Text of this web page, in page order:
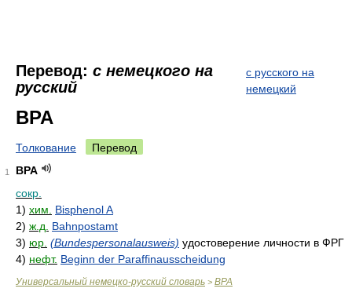
Перевод: с немецкого на
русский
с русского на
немецкий
BPA
Толкование Перевод
1
BPA
сокр.
1) хим.
Bisphenol A
2) ж.д.
Bahnpostamt
3) юр. (Bundespersonalausweis) удостоверение личности в ФРГ
4) нефт. Beginn der Paraffinausscheidung
Универсальный немецко-русский словарь > BPA